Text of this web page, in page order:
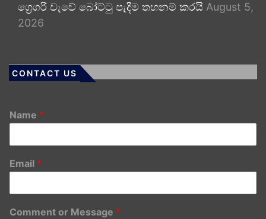
ග්‍රෙගරි වැවේ බෝට්ටු පැදීම තහනම් කරයි August 5,
2026
CONTACT US
Name *
Email *
Comment or Message *